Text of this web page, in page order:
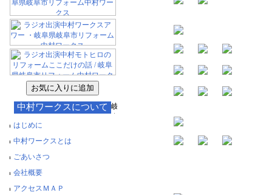
中村ワークスについて
はじめに
中村ワークスとは
ごあいさつ
会社概要
アクセスＭＡＰ